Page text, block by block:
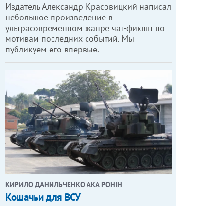
Издатель Александр Красовицкий написал
небольшое произведение в
ультрасовременном жанре чат-фикшн по
мотивам последних событий. Мы
публикуем его впервые.
КИРИЛО ДАНИЛЬЧЕНКО АКА РОНІН
Кошачьи для ВСУ